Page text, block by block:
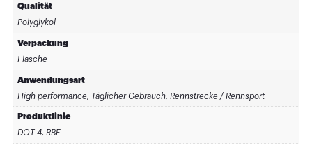
Qualität
Polyglykol
Verpackung
Flasche
Anwendungsart
High performance, Täglicher Gebrauch, Rennstrecke / Rennsport
Produktlinie
DOT 4, RBF